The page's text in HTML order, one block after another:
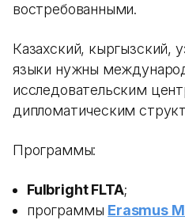
востребованными.
Казахский, кыргызский,
языки нужны
исследовательским
дипломатическим
Программы:
Fulbright FLTA;
программы Erasmus